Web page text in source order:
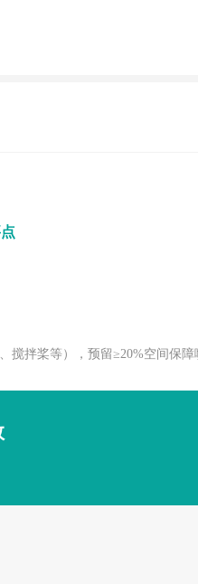
拌桨等），预留≥20%空间保障